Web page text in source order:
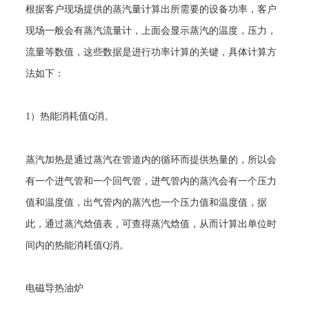
根据客户现场提供的蒸汽量计算出所需要的设备功率，客户
现场一般会有蒸汽流量计，上面会显示蒸汽的温度，压力，
流量等数值，这些数据是进行功率计算的关键，具体计算方
法如下：
1 ）热能消耗值Q消。
蒸汽加热是通过蒸汽在管道内的循环而提供热量的，所以会
有一个进气管和一个回气管，进气管内的蒸汽会有一个压力
值和温度值，出气管内的蒸汽也一个压力值和温度值，据
此，通过蒸汽焓值表，可查得蒸汽焓值，从而计算出单位时
间内的热能消耗值Q消。
电磁导热油炉